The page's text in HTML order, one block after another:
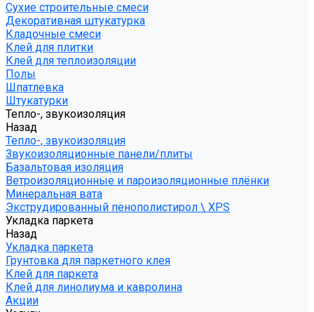
Сухие строительные смеси
Декоративная штукатурка
Кладочные смеси
Клей для плитки
Клей для теплоизоляции
Полы
Шпатлевка
Штукатурки
Тепло-, звукоизоляция
Назад
Тепло-, звукоизоляция
Звукоизоляционные панели/плиты
Базальтовая изоляция
Ветроизоляционные и пароизоляционные плёнки
Минеральная вата
Экструдированный пенополистирол \ XPS
Укладка паркета
Назад
Укладка паркета
Грунтовка для паркетного клея
Клей для паркета
Клей для линолиума и кавролина
Акции